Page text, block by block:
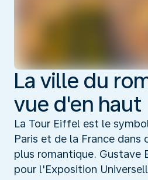
La ville du
vue d'en haut
La Tour Eiffel est le
Paris et de la France dans
plus romantique. Gustave
pour l'Exposition